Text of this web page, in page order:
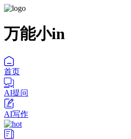
万能小in
首页
AI提问
AI写作